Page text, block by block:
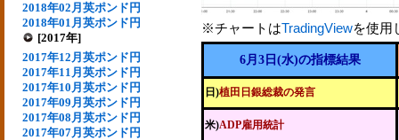
2018年02月英ポンド円
2018年01月英ポンド円
[2017年]
2017年12月英ポンド円
2017年11月英ポンド円
2017年10月英ポンド円
2017年09月英ポンド円
2017年08月英ポンド円
2017年07月英ポンド円
※チャートはTradingViewを使用
6月3日(水)の指標結果
日)植田日銀総裁の発言
米)ADP雇用統計